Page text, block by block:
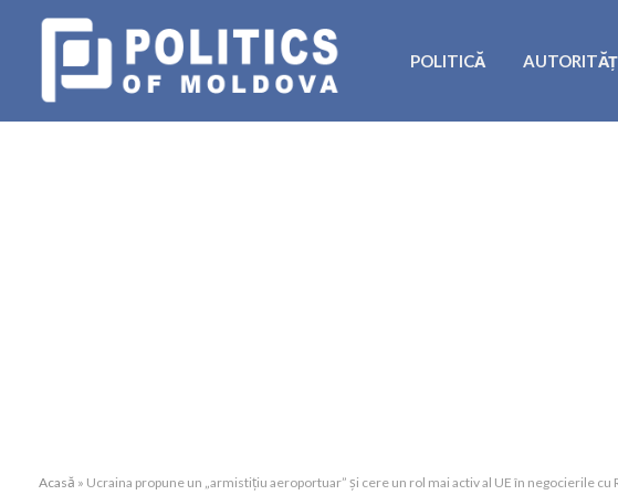
POLITICĂ
Acasă » Ucraina propune un „armistițiu aeroportuar” și cere un rol mai activ al UE în negocierile cu